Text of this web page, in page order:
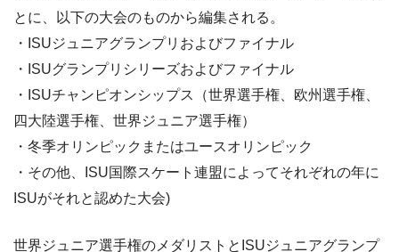
とに、以下の大会のものから編集される。
・ISUジュニアグランプリおよびファイナル
・ISUグランプリシリーズおよびファイナル
・ISUチャンピオンシップス（世界選手権、欧州選手権、
四大陸選手権、世界ジュニア選手権）
・冬季オリンピックまたはユースオリンピック
・その他、ISU国際スケート連盟によってそれぞれの年に
ISUがそれと認めた大会)
世界ジュニア選手権のメダリストとISUジュニアグランプ